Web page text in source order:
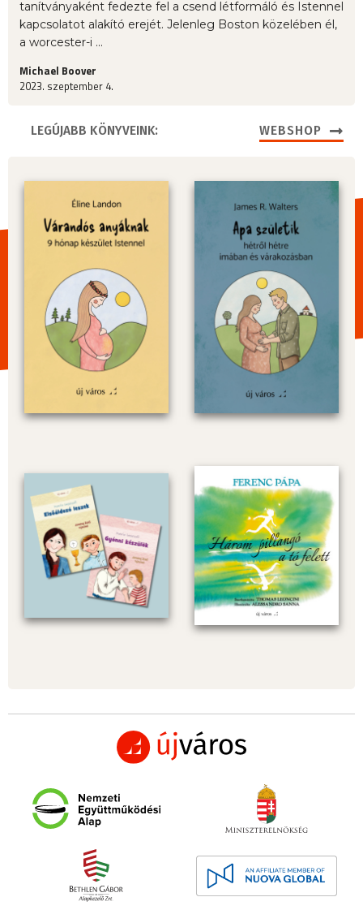
tanítványaként fedezte fel a csend létformáló és Istennel
kapcsolatot alakító erejét. Jelenleg Boston közelében él,
a worcester-i ...
Michael Boover
2023. szeptember 4.
LEGÚJABB KÖNYVEINK: WEBSHOP